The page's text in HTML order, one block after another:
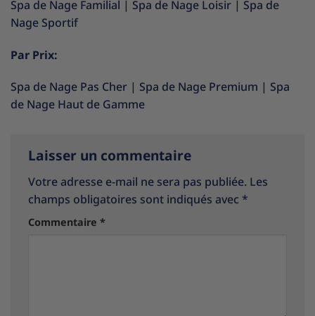
Spa de Nage Familial | Spa de Nage Loisir | Spa de
Nage Sportif
Par Prix:
Spa de Nage Pas Cher | Spa de Nage Premium | Spa
de Nage Haut de Gamme
Laisser un commentaire
Votre adresse e-mail ne sera pas publiée. Les
champs obligatoires sont indiqués avec *
Commentaire *